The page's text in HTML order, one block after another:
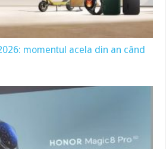
momentul acela din an când